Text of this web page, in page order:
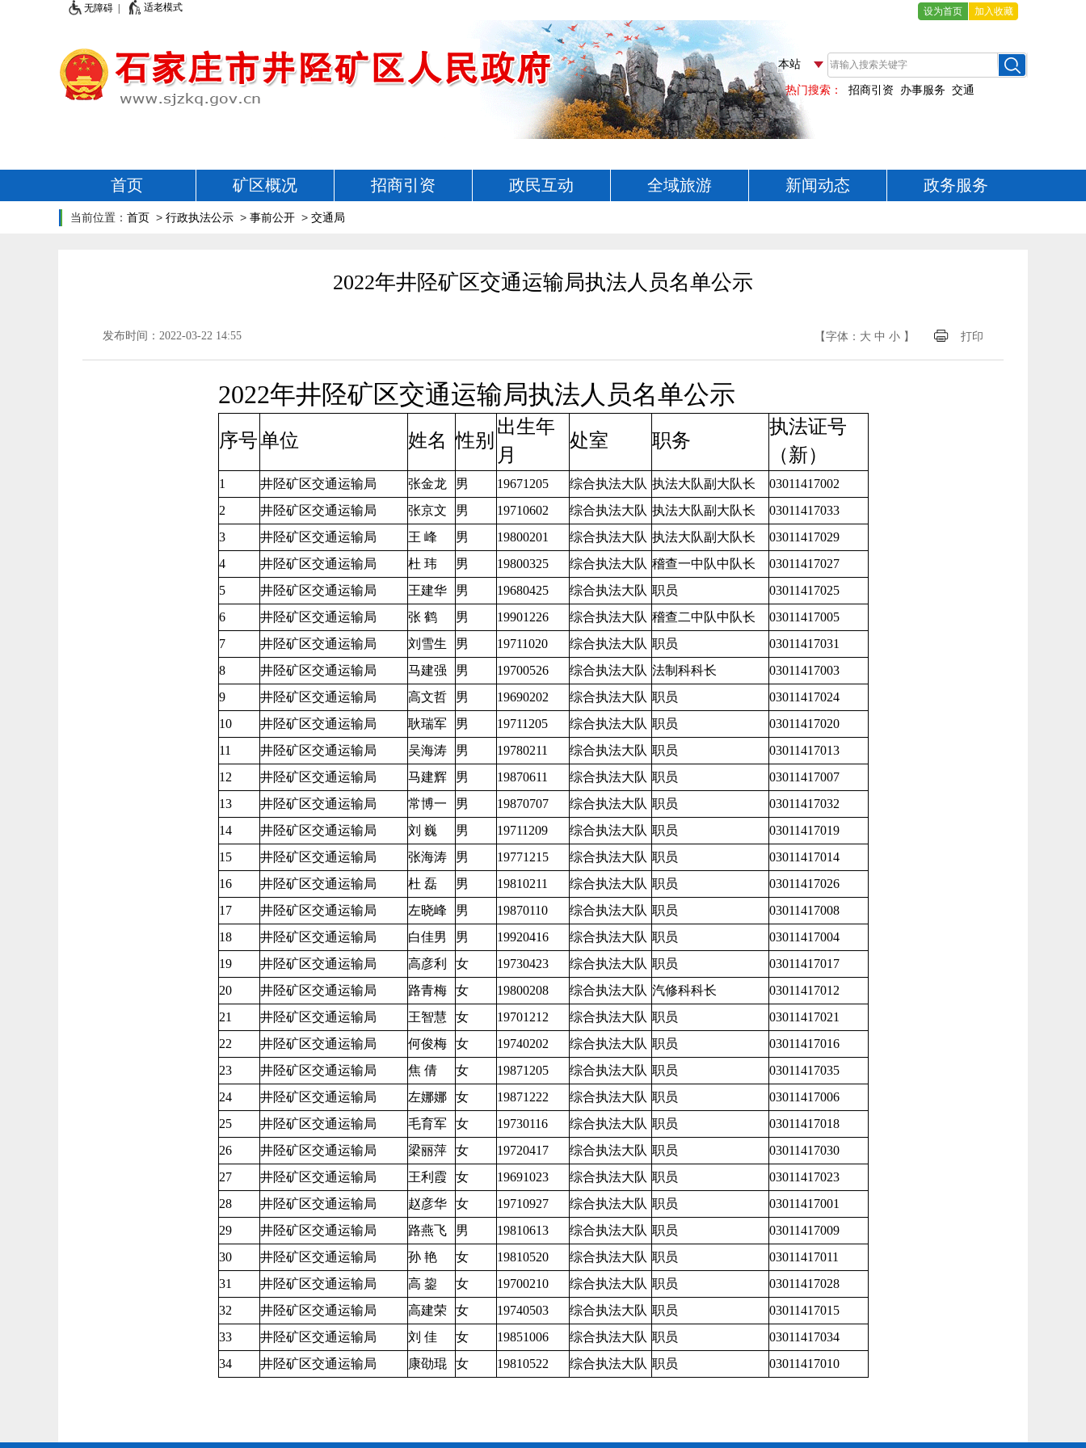
无障碍 | 适老模式 设为首页 加入收藏
首页 矿区概况 招商引资 政民互动 全域旅游 新闻动态 政务服务
当前位置： 首页 > 行政执法公示 > 事前公开 > 交通局
2022年井陉矿区交通运输局执法人员名单公示
发布时间：2022-03-22 14:55 【字体： 大 中 小 】 打印
2022年井陉矿区交通运输局执法人员名单公示
序号单位 姓名 性别
出生年
月
处室 职务
执法证号
（新）
1 井陉矿区交通运输局 张金龙 男 19671205 综合执法大队 执法大队副大队长
03011417002
2
井陉矿区交通运输局 张京文 男 19710602 综合执法大队 执法大队副大队长
03011417033
3
井陉矿区交通运输局 王 峰 男 19800201 综合执法大队 执法大队副大队长
03011417029
4
井陉矿区交通运输局 杜 玮 男 19800325 综合执法大队 稽查一中队中队长
03011417027
5
井陉矿区交通运输局 王建华 男 19680425 综合执法大队 职员
03011417025
6
井陉矿区交通运输局 张 鹤 男 19901226 综合执法大队 稽查二中队中队长
03011417005
7
井陉矿区交通运输局 刘雪生 男 19711020 综合执法大队 职员
03011417031
8
井陉矿区交通运输局 马建强 男 19700526 综合执法大队 法制科科长
03011417003
9
井陉矿区交通运输局 高文哲 男 19690202 综合执法大队 职员
03011417024
10
井陉矿区交通运输局 耿瑞军 男 19711205 综合执法大队 职员
03011417020
11
井陉矿区交通运输局 吴海涛 男 19780211 综合执法大队 职员
03011417013
12
井陉矿区交通运输局 马建辉 男 19870611 综合执法大队 职员
03011417007
13
井陉矿区交通运输局 常博一 男 19870707 综合执法大队 职员
03011417032
14
井陉矿区交通运输局 刘 巍 男 19711209 综合执法大队 职员
03011417019
15
井陉矿区交通运输局 张海涛 男 19771215 综合执法大队 职员
03011417014
16
井陉矿区交通运输局 杜 磊 男 19810211 综合执法大队 职员
03011417026
17
井陉矿区交通运输局 左晓峰 男 19870110 综合执法大队 职员
03011417008
18
井陉矿区交通运输局 白佳男 男 19920416 综合执法大队 职员
03011417004
19
井陉矿区交通运输局 高彦利 女 19730423 综合执法大队 职员
03011417017
20
井陉矿区交通运输局 路青梅 女 19800208 综合执法大队 汽修科科长
03011417012
21
井陉矿区交通运输局 王智慧 女 19701212 综合执法大队 职员
03011417021
22
井陉矿区交通运输局 何俊梅 女 19740202 综合执法大队 职员
03011417016
23
井陉矿区交通运输局 焦 倩 女 19871205 综合执法大队 职员
03011417035
24
井陉矿区交通运输局 左娜娜 女 19871222 综合执法大队 职员
03011417006
25
井陉矿区交通运输局 毛育军 女 19730116 综合执法大队 职员
03011417018
26
井陉矿区交通运输局 梁丽萍 女 19720417 综合执法大队 职员
03011417030
27
井陉矿区交通运输局 王利霞 女 19691023 综合执法大队 职员
03011417023
28
井陉矿区交通运输局 赵彦华 女 19710927 综合执法大队 职员
03011417001
29
井陉矿区交通运输局 路燕飞 男 19810613 综合执法大队 职员
03011417009
30
井陉矿区交通运输局 孙 艳 女 19810520 综合执法大队 职员
03011417011
31
井陉矿区交通运输局 高 鋆 女 19700210 综合执法大队 职员
03011417028
32
井陉矿区交通运输局 高建荣 女 19740503 综合执法大队 职员
03011417015
33
井陉矿区交通运输局 刘 佳 女 19851006 综合执法大队 职员
03011417034
34
井陉矿区交通运输局 康劭琨 女 19810522 综合执法大队 职员 03011417010